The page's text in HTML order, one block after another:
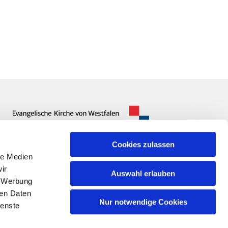
Medien
Daten
Cookies zulassen
Auswahl erlauben
Nur notwendige Cookies